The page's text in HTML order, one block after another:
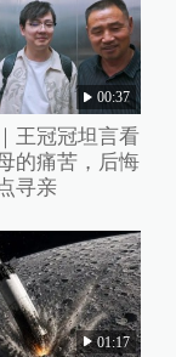
00:37
王冠冠坦言看
的痛苦，后悔
寻亲
01:17